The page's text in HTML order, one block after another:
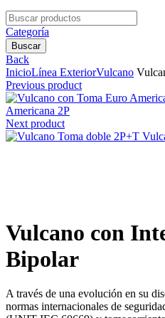
Search
for:
Categoría
Buscar
Back
InicioLínea ExteriorVulcano
Previous product
Americana 2P
Next product
Vulcano con
Bipolar
A través de una evolución en su
normas internacionales de